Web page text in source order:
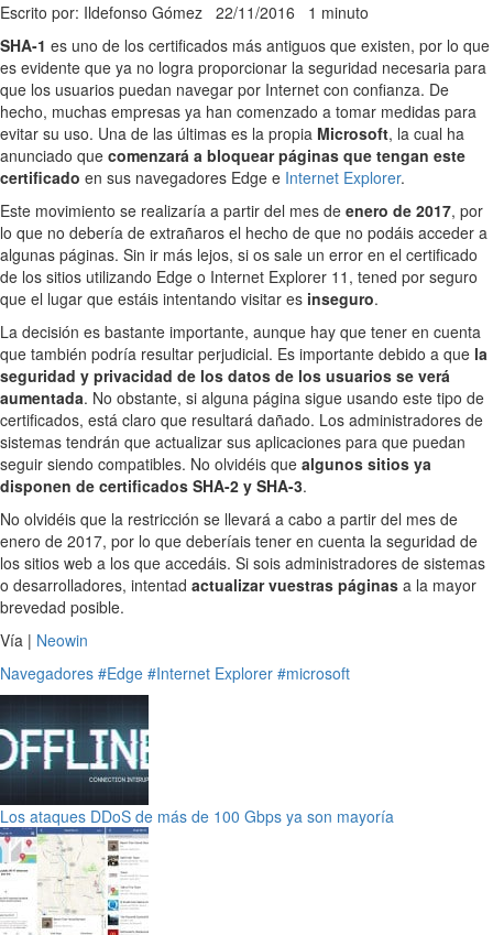
Escrito por: Ildefonso Gómez 22/11/2016 1 minuto
SHA-1 es uno de los certificados más antiguos que existen, por lo que
es evidente que ya no logra proporcionar la seguridad necesaria para
que los usuarios puedan navegar por Internet con confianza. De
hecho, muchas empresas ya han comenzado a tomar medidas para
evitar su uso. Una de las últimas es la propia Microsoft, la cual ha
anunciado que comenzará a bloquear páginas que tengan este
certificado en sus navegadores Edge e Internet Explorer.
Este movimiento se realizaría a partir del mes de enero de 2017, por
lo que no debería de extrañaros el hecho de que no podáis acceder a
algunas páginas. Sin ir más lejos, si os sale un error en el certificado
de los sitios utilizando Edge o Internet Explorer 11, tened por seguro
que el lugar que estáis intentando visitar es inseguro.
La decisión es bastante importante, aunque hay que tener en cuenta
que también podría resultar perjudicial. Es importante debido a que la
seguridad y privacidad de los datos de los usuarios se verá
aumentada. No obstante, si alguna página sigue usando este tipo de
certificados, está claro que resultará dañado. Los administradores de
sistemas tendrán que actualizar sus aplicaciones para que puedan
seguir siendo compatibles. No olvidéis que algunos sitios ya
disponen de certificados SHA-2 y SHA-3.
No olvidéis que la restricción se llevará a cabo a partir del mes de
enero de 2017, por lo que deberíais tener en cuenta la seguridad de
los sitios web a los que accedáis. Si sois administradores de sistemas
o desarrolladores, intentad actualizar vuestras páginas a la mayor
brevedad posible.
Vía | Neowin
Navegadores #Edge #Internet Explorer #microsoft
Los ataques DDoS de más de 100 Gbps ya son mayoría